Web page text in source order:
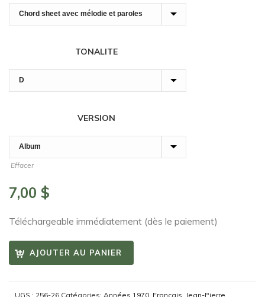
TONALITE
VERSION
Effacer
7,00 $
Téléchargeable immédiatement (dès le paiement)
AJOUTER AU PANIER
UGS : 256-26 Catégories: Années 1970, Français, Jean-Pierre